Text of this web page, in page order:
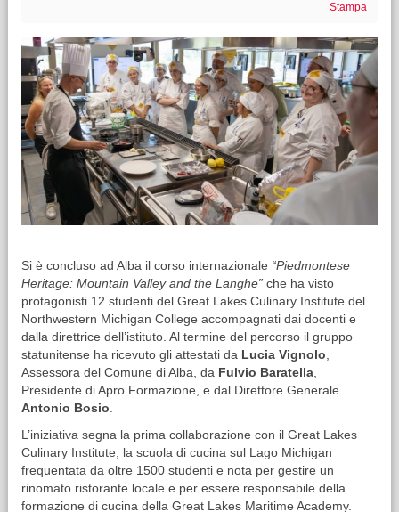
Stampa
Si è concluso ad Alba il corso internazionale “Piedmontese
Heritage: Mountain Valley and the Langhe”che ha visto
protagonisti 12 studenti del Great Lakes Culinary Institute del
Northwestern Michigan College accompagnati dai docenti e
dalla direttrice dell’istituto. Al termine del percorso il gruppo
statunitense ha ricevuto gli attestati da Lucia Vignolo,
Assessora del Comune di Alba, da Fulvio Baratella,
Presidente di Apro Formazione, e dal Direttore Generale
Antonio Bosio.
L’iniziativa segna la prima collaborazione con il Great Lakes
Culinary Institute, la scuola di cucina sul Lago Michigan
frequentata da oltre 1500 studenti e nota per gestire un
rinomato ristorante locale e per essere responsabile della
formazione di cucina della Great Lakes Maritime Academy.